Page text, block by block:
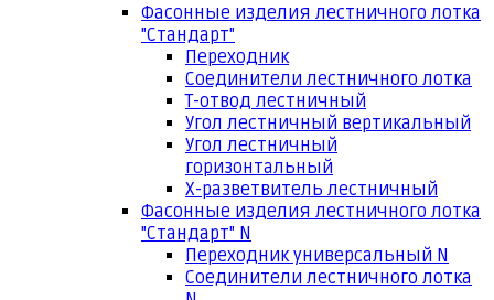
Фасонные изделия лестничного лотка
"Стандарт"
Переходник
Соединители лестничного лотка
Т-отвод лестничный
Угол лестничный вертикальный
Угол лестничный
горизонтальный
Х-разветвитель лестничный
Фасонные изделия лестничного лотка
"Стандарт" N
Переходник универсальный N
Соединители лестничного лотка